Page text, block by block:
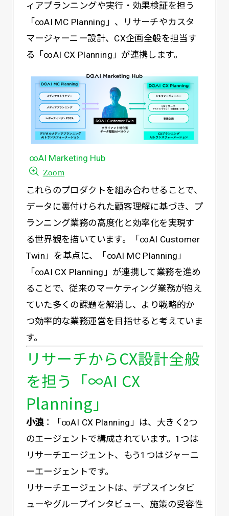
ィアプランニングや実行・効果検証を担う
「∞AI MC Planning」、リサーチやカスタ
マージャーニー設計、CX企画全般を担当す
る「∞AI CX Planning」が連携します。
∞AI Marketing Hub
Zoom
これらのプロダクトを組み合わせることで、
データに裏付けられた顧客理解に基づき、プ
ランニング業務の高度化と効率化を実現す
る世界観を描いています。「∞AI Customer
Twin」を基点に、「∞AI MC Planning」
「∞AI CX Planning」が連携して業務を進め
ることで、従来のマーケティング業務が抱え
ていた多くの課題を解消し、より戦略的か
つ効率的な業務運営を目指せると考えていま
す。
リサーチからCX設計全般
を担う「∞AI CX
Planning」
小浪：「∞AI CX Planning」は、大きく2つ
のエージェントで構成されています。1つは
リサーチエージェント、もう1つはジャーニ
ーエージェントです。
リサーチエージェントは、デプスインタビ
ューやグループインタビュー、施策の受容性